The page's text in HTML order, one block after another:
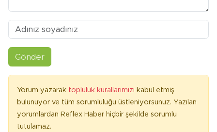
Gönder
Yorum yazarak topluluk kurallarımızı kabul etmiş
bulunuyor ve tüm sorumluluğu üstleniyorsunuz. Yazılan
yorumlardan Reflex Haber hiçbir şekilde sorumlu
tutulamaz.